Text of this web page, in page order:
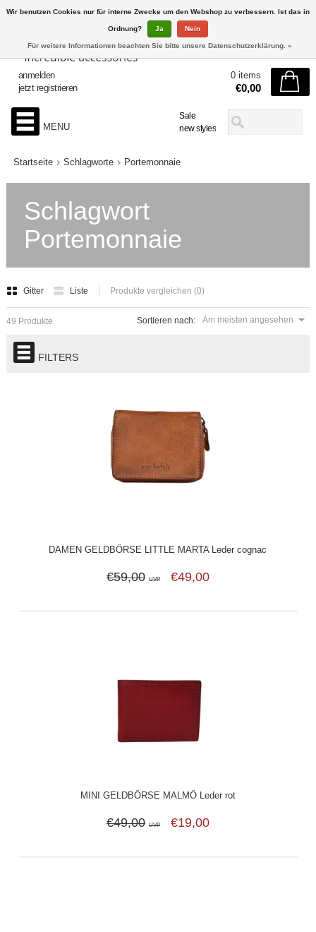
Sale
new styles
anmelden
jetzt registrieren
0 items
€0,00
MENU
Startseite Schlagworte Portemonnaie
Schlagwort
Portemonnaie
Gitter Liste Produkte vergleichen (0)
Sortieren nach: Am meisten angesehen
49 Produkte
FILTERS
DAMEN GELDBÖRSE LITTLE MARTA Leder cognac
€59,00 UVP €49,00
MINI GELDBÖRSE MALMÖ Leder rot
€49,00 UVP €19,00
Wir benutzen Cookies nur für interne Zwecke um den Webshop zu verbessern. Ist das in
Ordnung? Ja Nein
Für weitere Informationen beachten Sie bitte unsere Datenschutzerklärung. »